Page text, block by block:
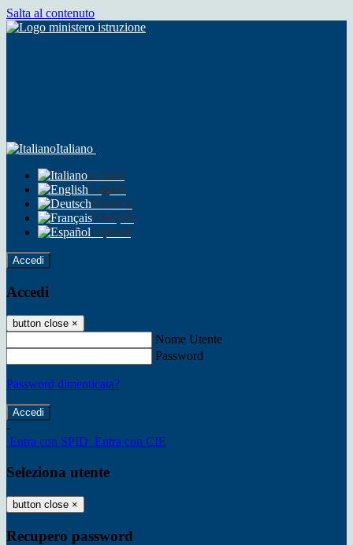
Salta al contenuto
Italiano
Italiano
English
Deutsch
Français
Español
Accedi
Accedi
button close ×
Nome Utente
Password
Password dimenticata?
-
Entra con SPID Entra con CIE
Seleziona utente
button close ×
Recupero password